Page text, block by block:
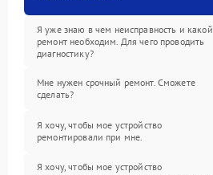
Я уже знаю в чем неисправность и какой
ремонт необходим. Для чего проводить
диагностику?
Мне нужен срочный ремонт. Сможете
сделать?
Я хочу, чтобы мое устройство
ремонтировали при мне.
Я хочу, чтобы мое устройство